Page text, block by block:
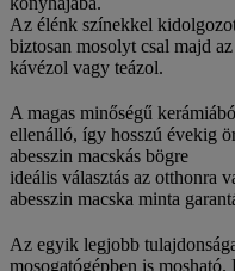
Az élénk színekkel
biztosan mosolyt csal majd
kávézol vagy teázol.
A magas minőségű
ellenálló, így hosszú évekig
abesszin macskás bögre
ideális választás az otthonra
abesszin macska minta
Az egyik legjobb
mosogatógépben is